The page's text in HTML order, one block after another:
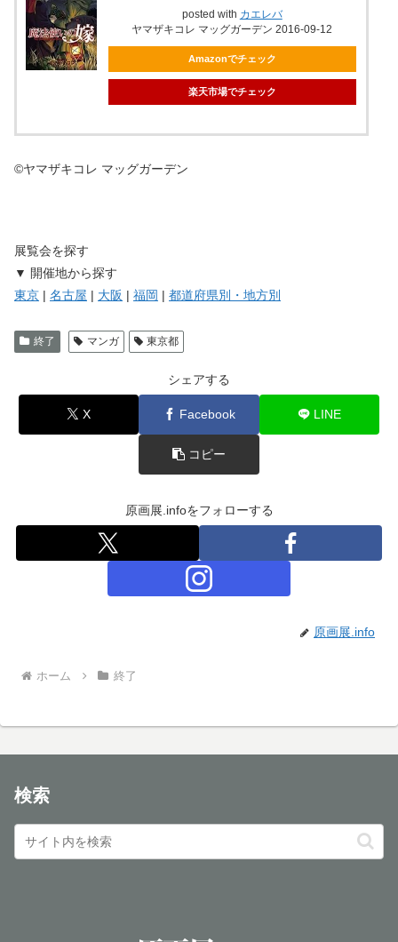
posted with カエレバ
ヤマザキコレ マッグガーデン 2016-09-12
Amazonでチェック
楽天市場でチェック
©ヤマザキコレ マッグガーデン
展覧会を探す
▼ 開催地から探す
東京 | 名古屋 | 大阪 | 福岡 | 都道府県別・地方別
終了 マンガ 東京都
シェアする
X Facebook LINE
コピー
原画展.infoをフォローする
原画展.info
ホーム 終了
検索